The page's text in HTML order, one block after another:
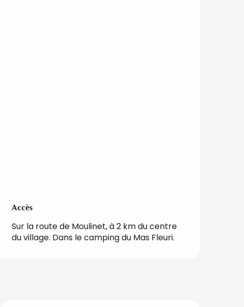
Accès
Accès
Sur la route de Moulinet, à 2 km du centre
du village. Dans le camping du Mas Fleuri.